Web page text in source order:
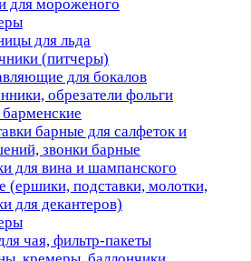
для мороженого
для льда
(питчеры)
для бокалов
обрезатели фольги
барные для салфеток и
звонки барные
для вина и шампанского
(ершики, подставки, молотки,
для декантеров)
чая, фильтр-пакеты